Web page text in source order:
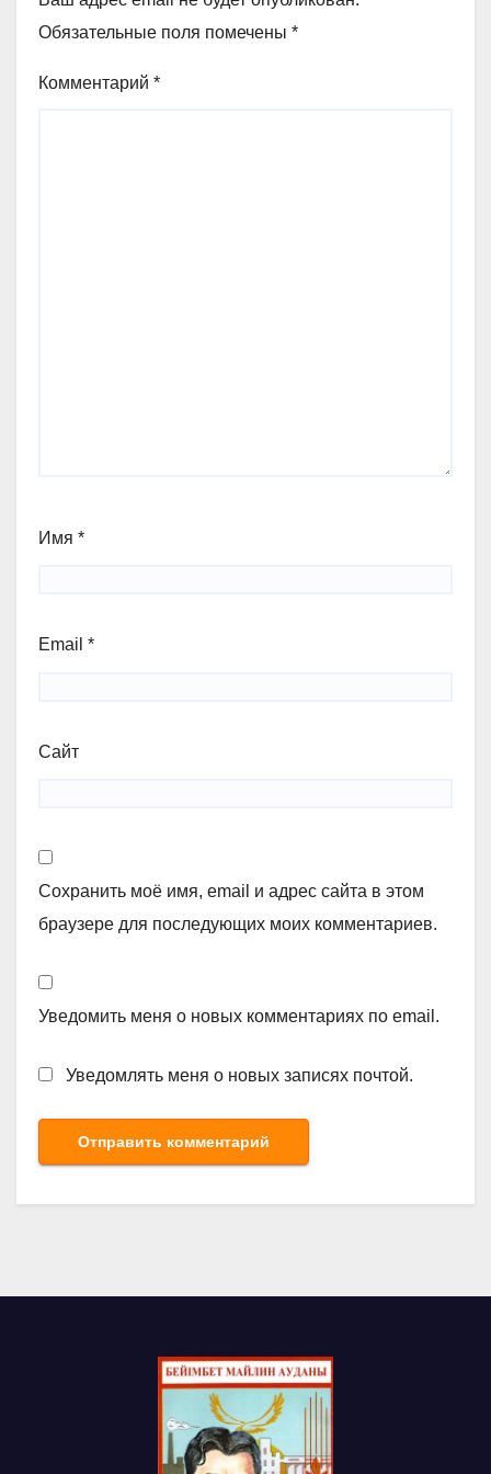
Обязательные поля помечены *
Комментарий *
Имя *
Email *
Сайт
Сохранить моё имя, email и адрес сайта в этом
браузере для последующих моих комментариев.
Уведомить меня о новых комментариях по email.
Уведомлять меня о новых записях почтой.